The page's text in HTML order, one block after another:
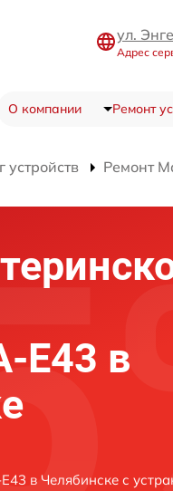
ул.
Адрес
О компании Ремонт
устройств Ремонт
E43 в
в Челябинске с